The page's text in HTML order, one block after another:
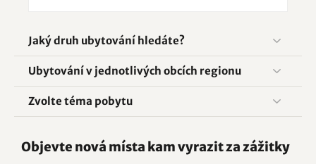
Jaký druh ubytování hledáte?
Ubytování v jednotlivých obcích regionu
Zvolte téma pobytu
Objevte nová místa kam vyrazit za zážitky